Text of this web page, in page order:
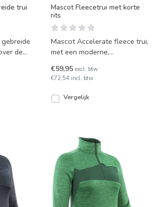
trui
de
Get
Mascot Fleecetrui met korte
rits
Mascot Accelerate fleece trui,
met een moderne,
elastiekband en windvanger
€59,95 excl. btw
€72,54 incl. btw
Vergelijk